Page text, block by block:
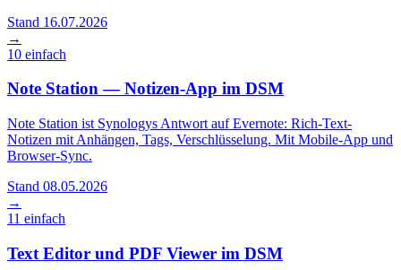
Stand 16.07.2026
→
10 einfach
Note Station — Notizen-App im DSM
Note Station ist Synologys Antwort auf Evernote: Rich-Text-
Notizen mit Anhängen, Tags, Verschlüsselung. Mit Mobile-App und
Browser-Sync.
Stand 08.05.2026
→
11 einfach
Text Editor und PDF Viewer im DSM